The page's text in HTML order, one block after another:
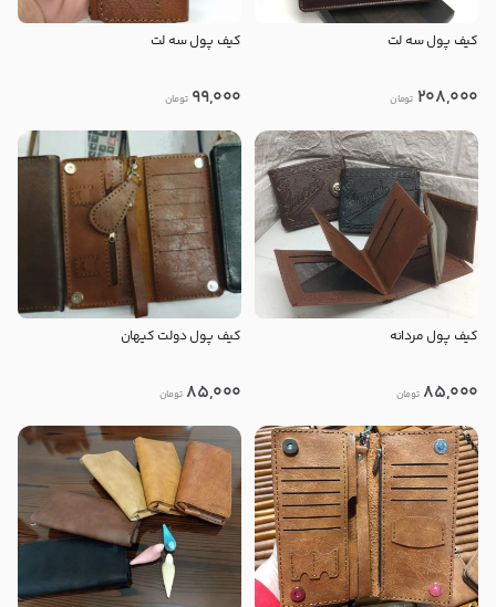
کیف پول سه لت
208,000 تومان
کیف پول سه لت
99,000 تومان
کیف پول مردانه
85,000 تومان
کیف پول دولت کیهان
85,000 تومان